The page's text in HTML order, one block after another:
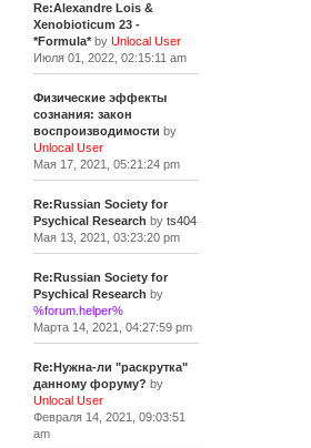
Re:Alexandre Lois &
Xenobioticum 23 -
*Formula*by Unlocal User
Июля 01, 2022, 02:15:11 am
Физические эффекты
сознания: закон
воспроизводимости by
Unlocal User
Мая 17, 2021, 05:21:24 pm
Re:Russian Society for
Psychical Research by ts404
Мая 13, 2021, 03:23:20 pm
Re:Russian Society for
Psychical Research by
%forum.helper%
Марта 14, 2021, 04:27:59 pm
Re:Нужна-ли "раскрутка"
данному форуму? by
Unlocal User
Февраля 14, 2021, 09:03:51
am